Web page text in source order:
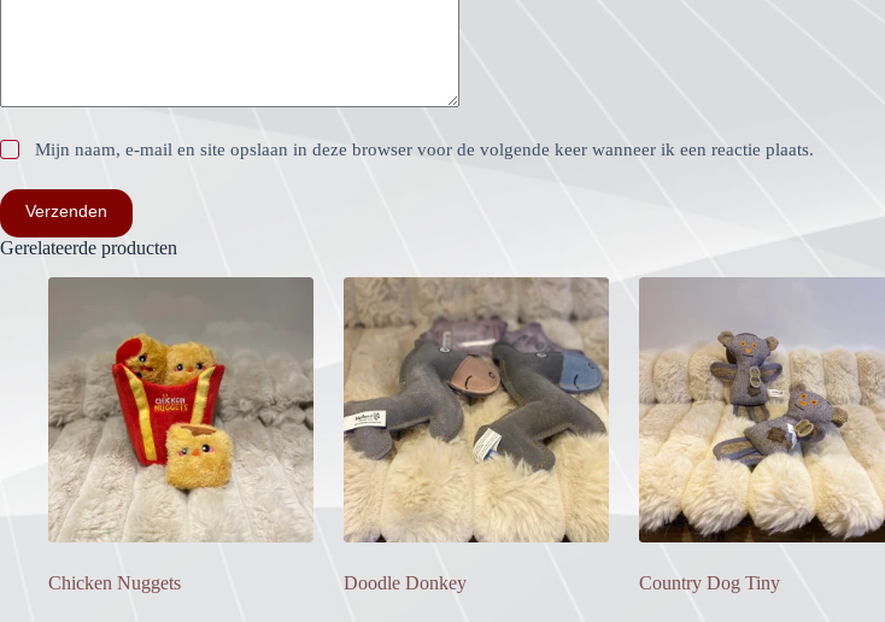
Mijn naam, e-mail en site opslaan in deze browser voor de volgende keer wanneer ik een reactie plaats.
Verzenden
Gerelateerde producten
Chicken Nuggets Doodle Donkey Country Dog Tiny